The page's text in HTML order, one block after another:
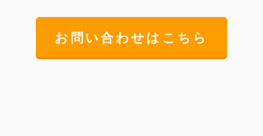
お問い合わせはこちら